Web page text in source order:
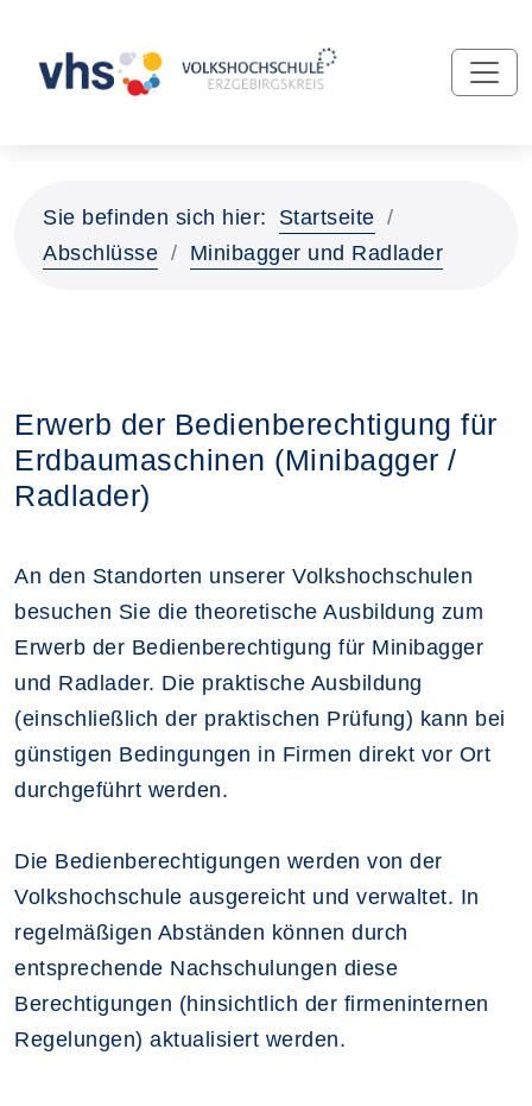
Sie befinden sich hier:
Startseite
Abschlüsse
Minibagger und Radlader
Erwerb der Bedienberechtigung für
Erdbaumaschinen (Minibagger /
Radlader)
An den Standorten unserer Volkshochschulen
besuchen Sie die theoretische Ausbildung zum
Erwerb der Bedienberechtigung für Minibagger
und Radlader. Die praktische Ausbildung
(einschließlich der praktischen Prüfung) kann bei
günstigen Bedingungen in Firmen direkt vor Ort
durchgeführt werden.
Die Bedienberechtigungen werden von der
Volkshochschule ausgereicht und verwaltet. In
regelmäßigen Abständen können durch
entsprechende Nachschulungen diese
Berechtigungen (hinsichtlich der firmeninternen
Regelungen) aktualisiert werden.